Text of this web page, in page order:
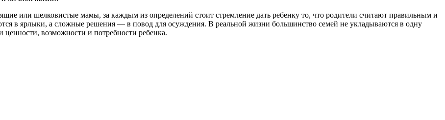
или шелковистые мамы, за каждым из определений стоит стремление дать ребенку то, что родители считают правильным и
в ярлыки, а сложные решения — в повод для осуждения. В реальной жизни большинство семей не укладываются в одну
ценности, возможности и потребности ребенка.